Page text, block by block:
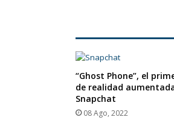
“Ghost Phone”, el
de realidad
Snapchat
08 Ago, 2022